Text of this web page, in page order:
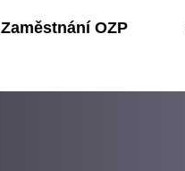
Zaměstnání OZP